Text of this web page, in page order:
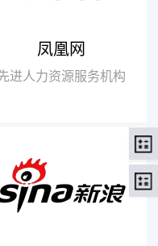
腾讯】“2018中国互联网
业领军企业奖”
瑞方】“2018中国互联网
凤凰网
进人力资源服务机构